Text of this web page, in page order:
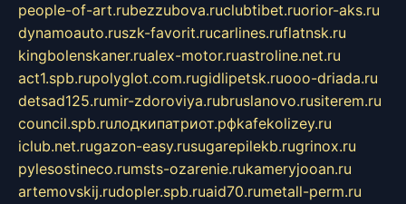
people-of-art.rubezzubova.ruclubtibet.ruorior-aks.ru
dynamoauto.ruszk-favorit.rucarlines.ruflatnsk.ru
kingbolenskaner.rualex-motor.ruastroline.net.ru
act1.spb.rupolyglot.com.rugidlipetsk.ruooo-driada.ru
detsad125.rumir-zdoroviya.rubruslanovo.rusiterem.ru
council.spb.ruлодкипатриот.рфkafekolizey.ru
iclub.net.rugazon-easy.rusugarepilekb.rugrinox.ru
pylesostineco.rumsts-ozarenie.rukameryjooan.ru
artemovskij.rudopler.spb.ruaid70.rumetall-perm.ru